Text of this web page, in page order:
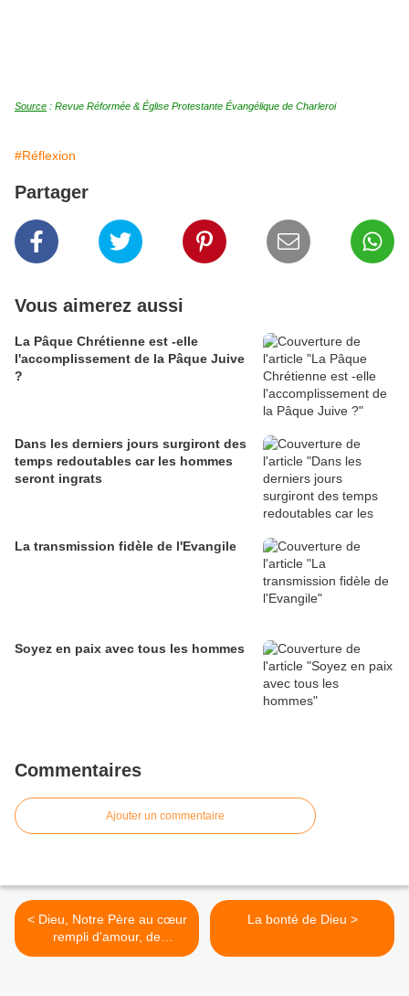
Source : Revue Réformée & Église Protestante Évangélique de Charleroi
#Réflexion
Partager
Vous aimerez aussi
La Pâque Chrétienne est -elle
l'accomplissement de la Pâque Juive
?
Dans les derniers jours surgiront des
temps redoutables car les hommes
seront ingrats
La transmission fidèle de l'Evangile
Soyez en paix avec tous les hommes
Commentaires
Ajouter un commentaire
< Dieu, Notre Père au cœur
rempli d'amour, de
bienveillance et de bonté
La bonté de Dieu >